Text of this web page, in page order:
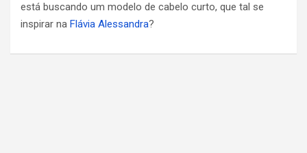
está buscando um modelo de cabelo curto, que tal se
inspirar na Flávia Alessandra?